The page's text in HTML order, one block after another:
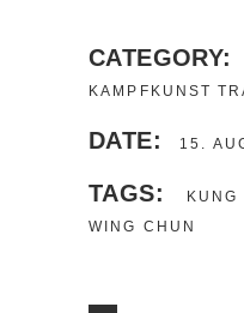
CATEGORY:
KAMPFKUNST
DATE: 15.
TAGS: KUNG
WING CHUN